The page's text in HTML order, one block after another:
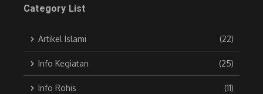
Category List
Artikel Islami (22)
Info Kegiatan (25)
Info Rohis (11)